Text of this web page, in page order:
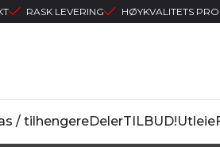
RASK LEVERING HØYKVALITETS
/ tilhengereDelerTILBUD!Utleie